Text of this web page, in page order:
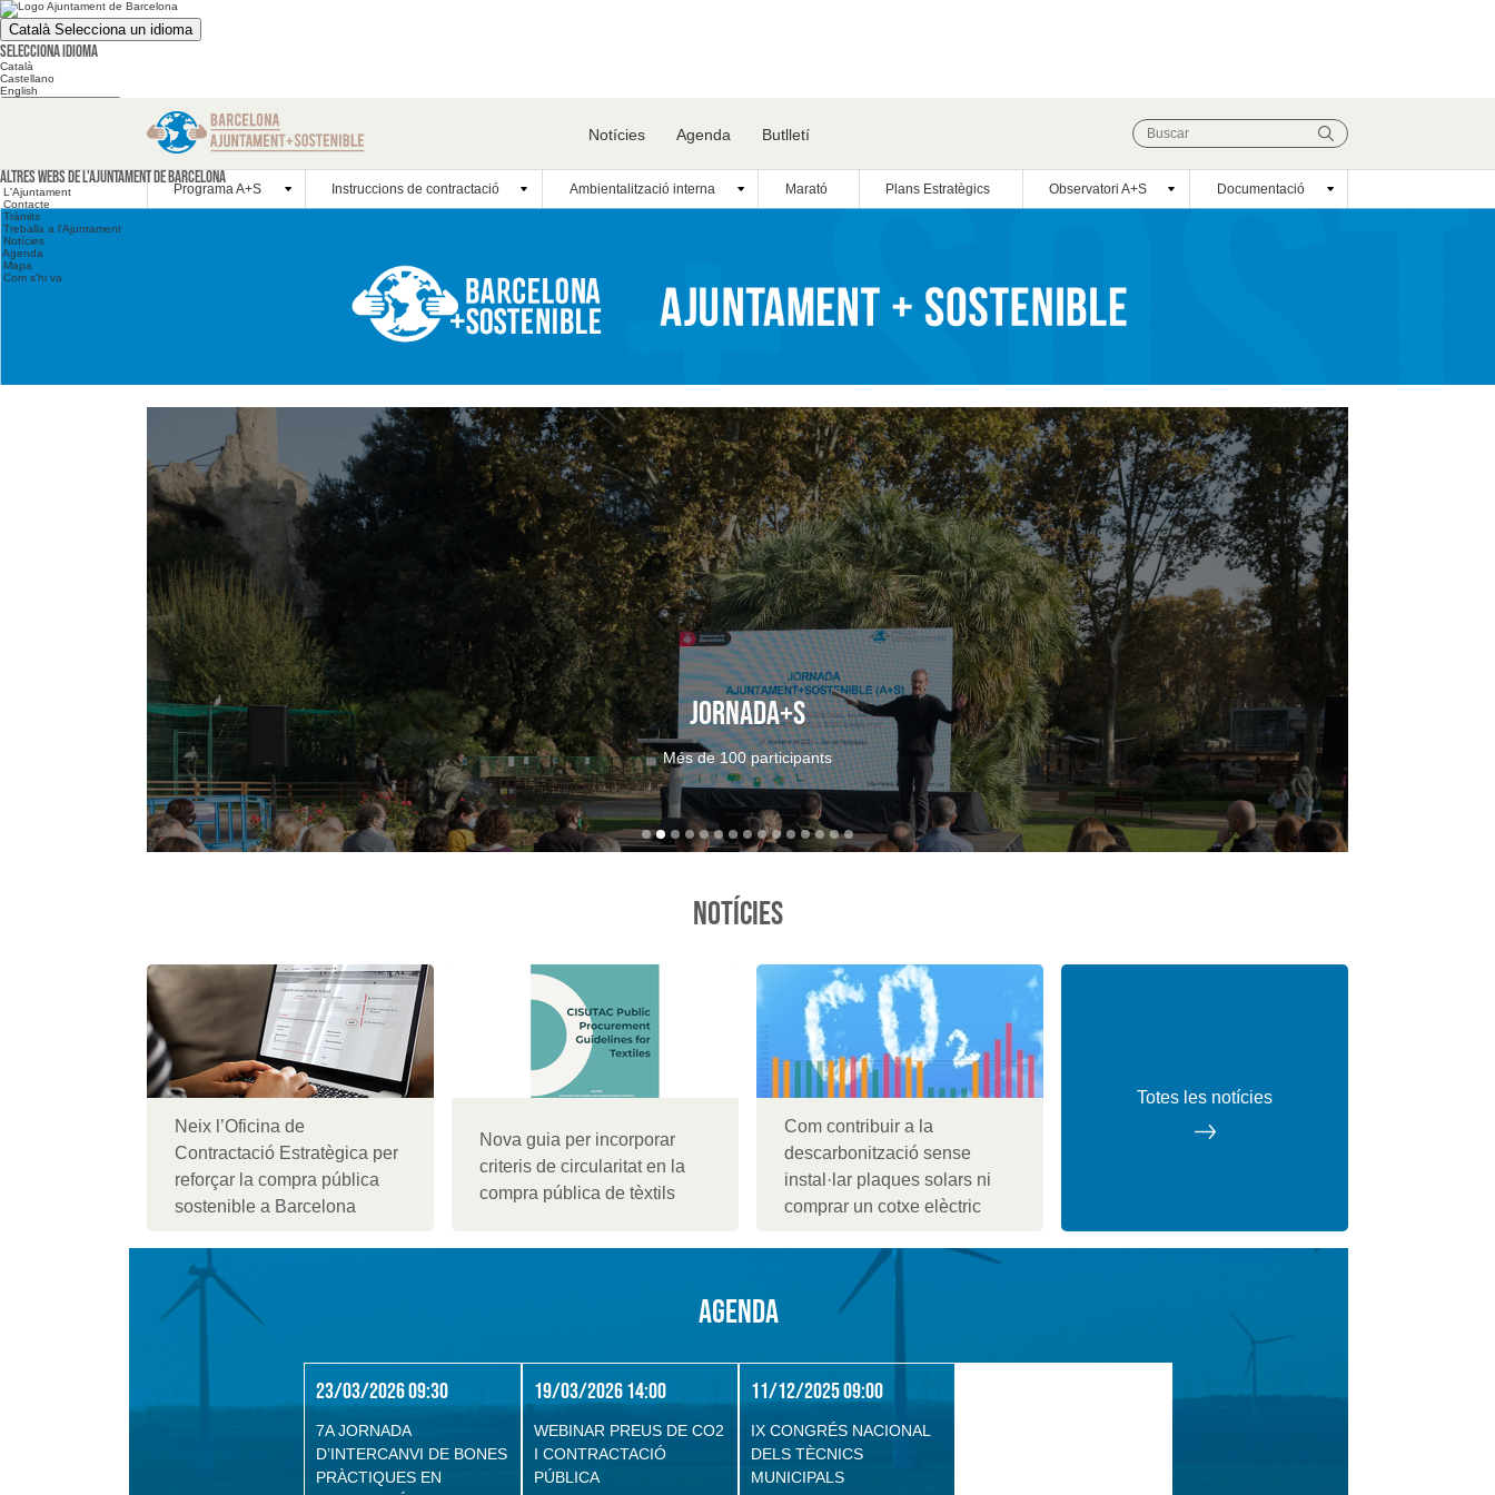
Català Selecciona un idioma
Selecciona idioma
Català
Castellano
English
Altres webs de l'Ajuntament de Barcelona
L'Ajuntament
Contacte
Tràmits
Treballa a l'Ajuntament
Notícies
Agenda
Mapa
Com s'hi va
Notícies Agenda Butlletí
Programa A+S Instruccions de contractació Ambientalització interna Marató Plans Estratègics Observatori A+S Documentació
Premis Ajuntament+Sostenible
Obsequis de reaprofitament
Notícies
Totes les notícies
Neix l’Oficina de
Contractació Estratègica per
reforçar la compra pública
sostenible a Barcelona
Nova guia per incorporar
criteris de circularitat en la
compra pública de tèxtils
Com contribuir a la
descarbonització sense
instal·lar plaques solars ni
comprar un cotxe elèctric
Agenda
23/03/2026 09:30
7A JORNADA
D’INTERCANVI DE BONES
PRÀCTIQUES EN
19/03/2026 14:00
WEBINAR PREUS DE CO2
I CONTRACTACIÓ
PÚBLICA
11/12/2025 09:00
IX CONGRÉS NACIONAL
DELS TÈCNICS
MUNICIPALS